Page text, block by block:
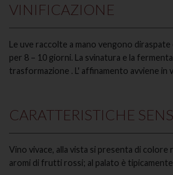
VINIFICAZIONE
Le uve raccolte a mano vengono
per 8 – 10 giorni. La svinatura e la
trasformazione . L' affinamento avviene in
CARATTERISTICHE
Vino vivace, alla vista si presenta di
aromi di frutti rossi; al palato è